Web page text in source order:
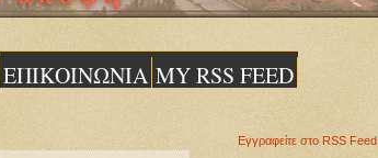
ΕΠΙΚΟΙΝΩΝΙΑ MY RSS FEED
Εγγραφείτε στο RSS Feed